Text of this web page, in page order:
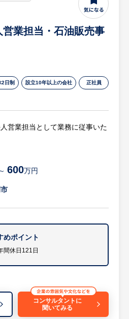
も「人を喜ばせたい」というお
した採用です。定期的なマナー研
があり、先輩スタッフが丁寧に
フ活躍中＆働きやすさ抜群：
女性スタッフが中心となって
・育休の取得実績が豊富で、取
は100％。ライフステージが変
イベントの企画など、教習生に
ためのアイデア出しにも参加で
んだ環境で働けます。
業担当・石油販売事
2日制 設立10年以上の会社 正社員
営業担当として業務に従事いた
場やプラント工場、イベント会
る重機や電気使用のサポートを
ョンを提供することを目指して
資材がほしい」「すぐに燃料の手
」といったご相談への迅速な対応
600万円
めポイント
休日121日
コンサルタントに
聞いてみる